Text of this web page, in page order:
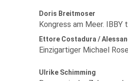
Doris Breitmoser
Kongress am Meer.
Ettore Costadura /
Einzigartiger Michael
Ulrike Schimming